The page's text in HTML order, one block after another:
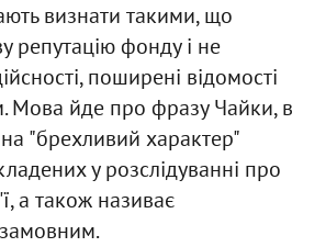
визнати такими, що
репутацію фонду і не
поширені відомості
Мова йде про фразу Чайки, в
на "брехливий характер"
у розслідуванні про
а також називає